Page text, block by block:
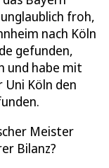
froh,
nach Köln
gefunden,
und habe mit
Uni Köln den
Meister
Bilanz?